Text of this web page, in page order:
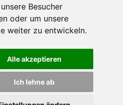
Besucher
oder um unsere
weiter zu entwickeln.
Alle akzeptieren
Ich lehne ab